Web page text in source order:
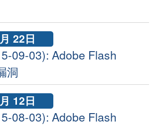
22日
09-03): Adobe Flash
洞
12日
08-03): Adobe Flash